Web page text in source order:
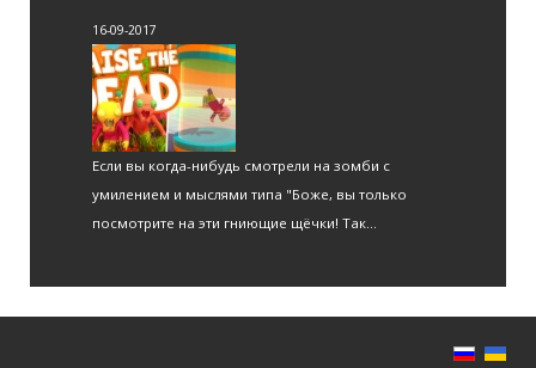
16-09-2017
Если вы когда-нибудь смотрели на зомби с
умилением и мыслями типа "Боже, вы только
посмотрите на эти гниющие щёчки! Так...